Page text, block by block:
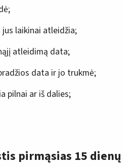
jus laikinai atleidžia;
atleidimą data;
data ir jo trukmė;
pilnai ar iš dalies;
pirmąsias 15 dienų